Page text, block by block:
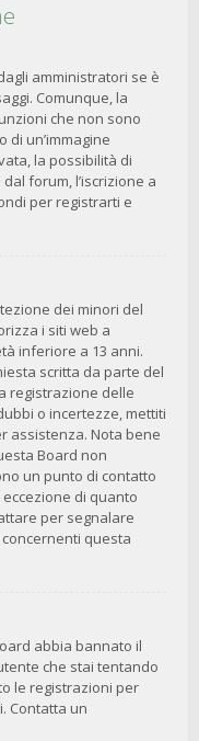
amministratori se è
Comunque, la
che non sono
di un’immagine
la possibilità di
forum, l’iscrizione a
per registrarti e
dei minori del
i siti web a
inferiore a 13 anni.
scritta da parte del
registrazione delle
o incertezze, mettiti
assistenza. Nota bene
Board non
un punto di contatto
di quanto
per segnalare
questa
abbia bannato il
che stai tentando
le registrazioni per
Contatta un